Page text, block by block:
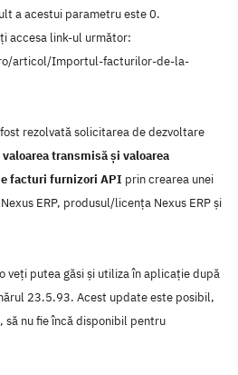
a acestui parametru este 0.
accesa link-ul următor:
articol/Importul-facturilor-de-la-
rezolvată solicitarea de dezvoltare
transmisă și valoarea
facturi furnizori API prin crearea unei
ERP, produsul/licenţa Nexus ERP şi
veţi putea găsi şi utiliza în aplicaţie după
23.5.93. Acest update este posibil,
nu fie încă disponibil pentru